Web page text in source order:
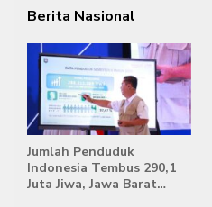
Berita Nasional
Jumlah Penduduk
Indonesia Tembus 290,1
Juta Jiwa, Jawa Barat